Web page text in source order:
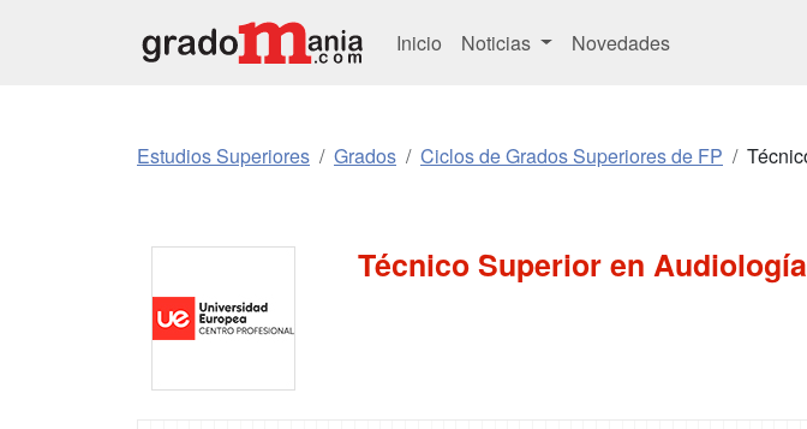
Inicio Noticias Novedades
Estudios Superiores Grados Ciclos de Grados Superiores de FP
Técnico Superior en